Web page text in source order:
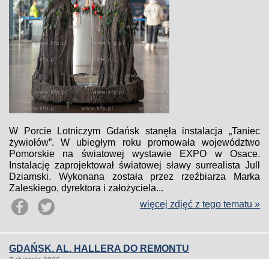
W Porcie Lotniczym Gdańsk stanęła instalacja „Taniec
żywiołów”. W ubiegłym roku promowała województwo
Pomorskie na światowej wystawie EXPO w Osace.
Instalację zaprojektował światowej sławy surrealista Jull
Dziamski. Wykonana została przez rzeźbiarza Marka
Zaleskiego, dyrektora i założyciela...
więcej zdjęć z tego tematu »
GDAŃSK. AL. HALLERA DO REMONTU